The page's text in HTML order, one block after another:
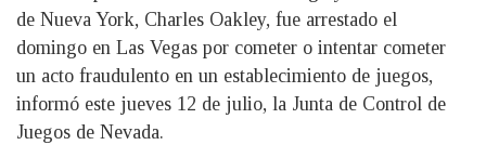
de Nueva York, Charles Oakley, fue arrestado el
domingo en Las Vegas por cometer o intentar cometer
un acto fraudulento en un establecimiento de juegos,
informó este jueves 12 de julio, la Junta de Control de
Juegos de Nevada.